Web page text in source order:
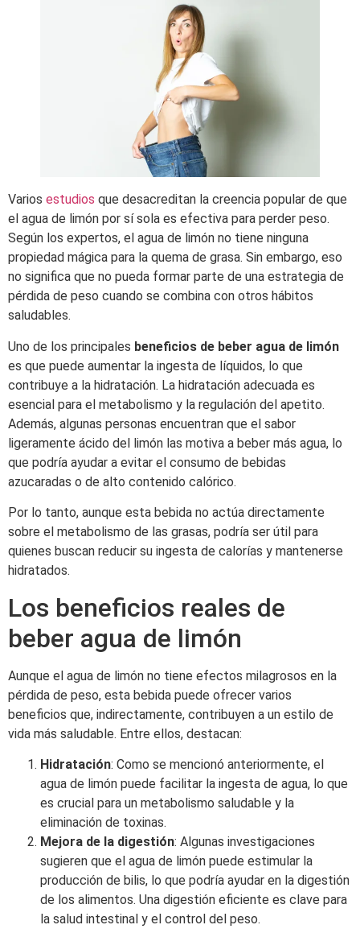
Varios estudios que desacreditan la creencia popular de que
el agua de limón por sí sola es efectiva para perder peso.
Según los expertos, el agua de limón no tiene ninguna
propiedad mágica para la quema de grasa. Sin embargo, eso
no significa que no pueda formar parte de una estrategia de
pérdida de peso cuando se combina con otros hábitos
saludables.
Uno de los principales beneficios de beber agua de limón
es que puede aumentar la ingesta de líquidos, lo que
contribuye a la hidratación. La hidratación adecuada es
esencial para el metabolismo y la regulación del apetito.
Además, algunas personas encuentran que el sabor
ligeramente ácido del limón las motiva a beber más agua, lo
que podría ayudar a evitar el consumo de bebidas
azucaradas o de alto contenido calórico.
Por lo tanto, aunque esta bebida no actúa directamente
sobre el metabolismo de las grasas, podría ser útil para
quienes buscan reducir su ingesta de calorías y mantenerse
hidratados.
Los beneficios reales de
beber agua de limón
Aunque el agua de limón no tiene efectos milagrosos en la
pérdida de peso, esta bebida puede ofrecer varios
beneficios que, indirectamente, contribuyen a un estilo de
vida más saludable. Entre ellos, destacan:
Hidratación: Como se mencionó anteriormente, el
agua de limón puede facilitar la ingesta de agua, lo que
es crucial para un metabolismo saludable y la
eliminación de toxinas.
Mejora de la digestión: Algunas investigaciones
sugieren que el agua de limón puede estimular la
producción de bilis, lo que podría ayudar en la digestión
de los alimentos. Una digestión eficiente es clave para
la salud intestinal y el control del peso.